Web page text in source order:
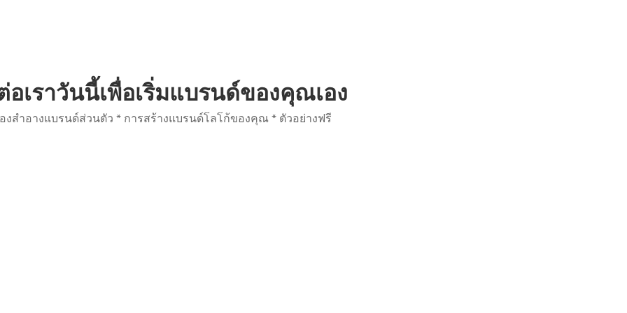
อเราวันนี้เพื่อเริ่มแบรนด์ของคุณเอง
งสำอางแบรนด์ส่วนตัว * การสร้างแบรนด์โลโก้ของคุณ * ตัวอย่างฟรี